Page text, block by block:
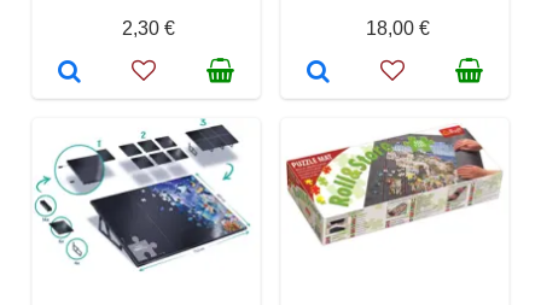
2,30 €
18,00 €